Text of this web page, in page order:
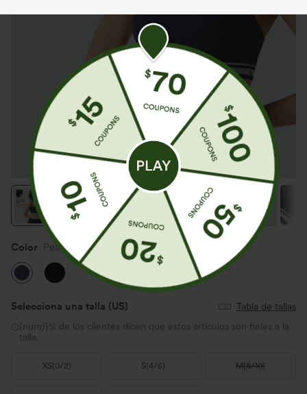
Color Peacoat
Selecciona una talla (US)
Tabla de tallas
{num}}% de los clientes dicen que estos artículos son fieles a la
talla.
XS(0/2) S(4/6) M(8/10)